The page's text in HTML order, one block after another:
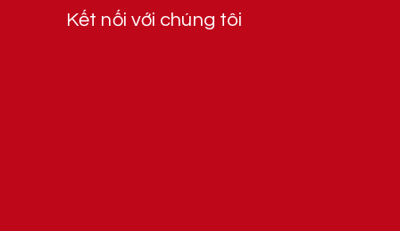
Kết nối với chúng tôi